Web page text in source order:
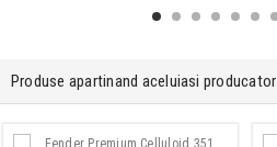
Produse apartinand aceluiasi producator